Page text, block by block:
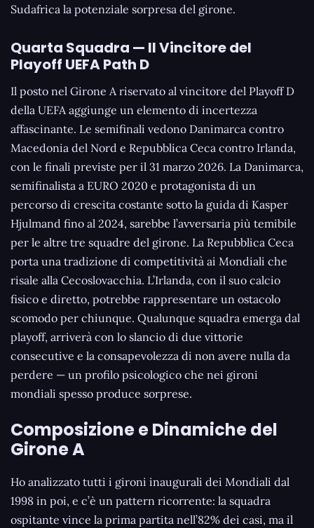
Sudafrica la potenziale sorpresa del girone.
Quarta Squadra — Il Vincitore del
Playoff UEFA Path D
Il posto nel Girone A riservato al vincitore del Playoff D
della UEFA aggiunge un elemento di incertezza
affascinante. Le semifinali vedono Danimarca contro
Macedonia del Nord e Repubblica Ceca contro Irlanda,
con le finali previste per il 31 marzo 2026. La Danimarca,
semifinalista a EURO 2020 e protagonista di un
percorso di crescita costante sotto la guida di Kasper
Hjulmand fino al 2024, sarebbe l’avversaria più temibile
per le altre tre squadre del girone. La Repubblica Ceca
porta una tradizione di competitività ai Mondiali che
risale alla Cecoslovacchia. L’Irlanda, con il suo calcio
fisico e diretto, potrebbe rappresentare un ostacolo
scomodo per chiunque. Qualunque squadra emerga dal
playoff, arriverà con lo slancio di due vittorie
consecutive e la consapevolezza di non avere nulla da
perdere — un profilo psicologico che nei gironi
mondiali spesso produce sorprese.
Composizione e Dinamiche del
Girone A
Ho analizzato tutti i gironi inaugurali dei Mondiali dal
1998 in poi, e c’è un pattern ricorrente: la squadra
ospitante vince la prima partita nell’82% dei casi, ma il